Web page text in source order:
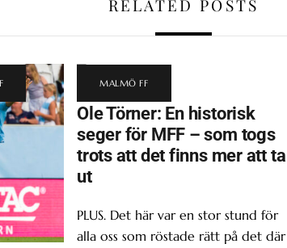
RELATED POSTS
MALMÖ FF
Ole Törner: En historisk
seger för MFF – som togs
trots att det finns mer att ta
ut
PLUS. Det här var en stor stund för
alla oss som röstade rätt på det där